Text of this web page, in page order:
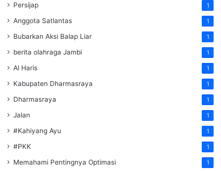
Persijap 1
Anggota Satlantas 1
Bubarkan Aksi Balap Liar 1
berita olahraga Jambi 1
Al Haris 1
Kabupaten Dharmasraya 1
Dharmasraya 1
Jalan 1
#Kahiyang Ayu 1
#PKK 1
Memahami Pentingnya Optimasi 1